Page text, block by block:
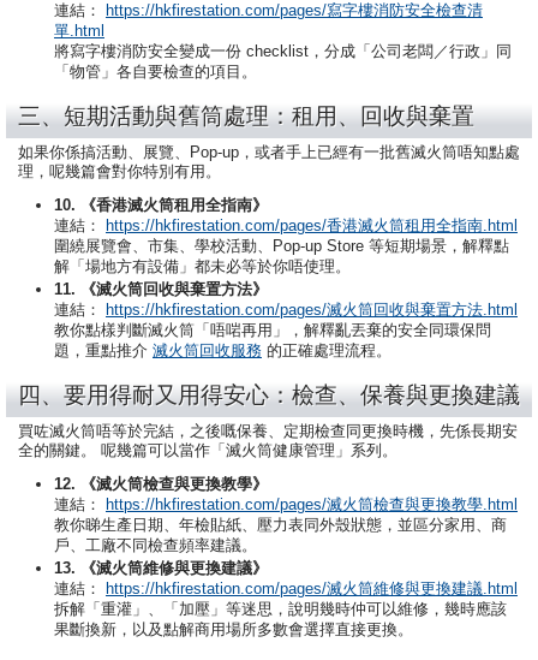
連結：
https://hkfirestation.com/pages/寫字樓消防安全檢查清
單.html
將寫字樓消防安全變成一份 checklist，分成「公司老闆／行政」同
「物管」各自要檢查的項目。
三、短期活動與舊筒處理：租用、回收與棄置
如果你係搞活動、展覽、Pop-up，或者手上已經有一批舊滅火筒唔知點處
理，呢幾篇會對你特別有用。
10. 《香港滅火筒租用全指南》
連結：
https://hkfirestation.com/pages/香港滅火筒租用全指南.html
圍繞展覽會、市集、學校活動、Pop-up Store 等短期場景，解釋點
解「場地方有設備」都未必等於你唔使理。
11. 《滅火筒回收與棄置方法》
連結：
https://hkfirestation.com/pages/滅火筒回收與棄置方法.html
教你點樣判斷滅火筒「唔啱再用」，解釋亂丟棄的安全同環保問
題，重點推介 滅火筒回收服務 的正確處理流程。
四、要用得耐又用得安心：檢查、保養與更換建議
買咗滅火筒唔等於完結，之後嘅保養、定期檢查同更換時機，先係長期安
全的關鍵。 呢幾篇可以當作「滅火筒健康管理」系列。
12. 《滅火筒檢查與更換教學》
連結：
https://hkfirestation.com/pages/滅火筒檢查與更換教學.html
教你睇生產日期、年檢貼紙、壓力表同外殼狀態，並區分家用、商
戶、工廠不同檢查頻率建議。
13. 《滅火筒維修與更換建議》
連結：
https://hkfirestation.com/pages/滅火筒維修與更換建議.html
拆解「重灌」、「加壓」等迷思，說明幾時仲可以維修，幾時應該
果斷換新，以及點解商用場所多數會選擇直接更換。